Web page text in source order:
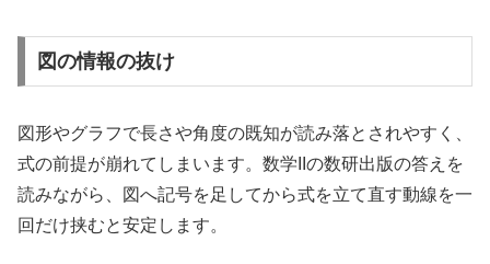
図の情報の抜け
図形やグラフで長さや角度の既知が読み落とされやすく、
式の前提が崩れてしまいます。数学IIの数研出版の答えを
読みながら、図へ記号を足してから式を立て直す動線を一
回だけ挟むと安定します。